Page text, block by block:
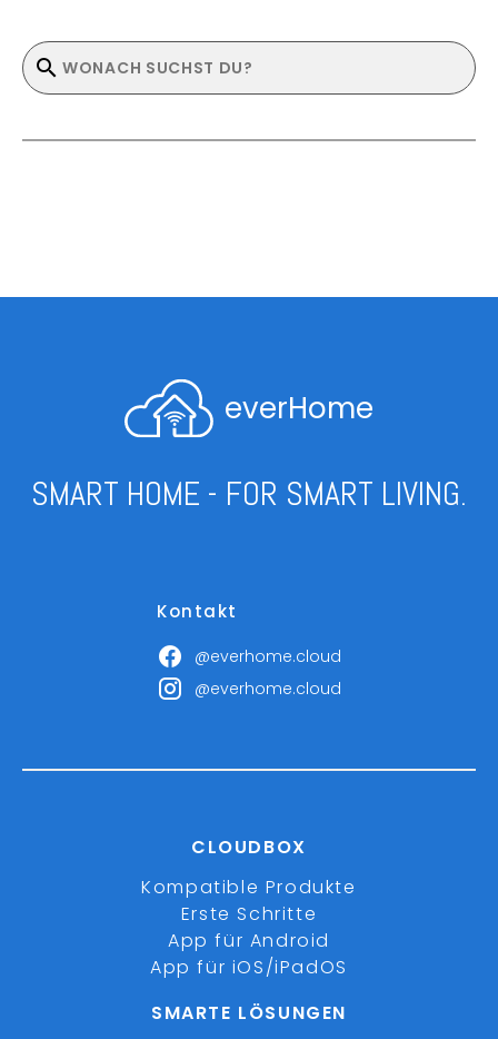
everHome
SMART HOME - FOR SMART LIVING.
Kontakt
@everhome.cloud
@everhome.cloud
CLOUDBOX
Kompatible Produkte
Erste Schritte
App für Android
App für iOS/iPadOS
SMARTE LÖSUNGEN